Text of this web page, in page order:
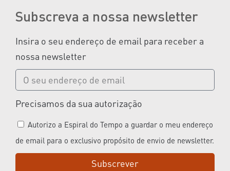
Subscreva a nossa newsletter
Insira o seu endereço de email para receber a
nossa newsletter
Precisamos da sua autorização
Autorizo a Espiral do Tempo a guardar o meu endereço
de email para o exclusivo propósito de envio de newsletter.
Subscrever